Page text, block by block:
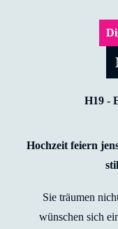
H19 -
Hochzeit feiern
Sie träumen
wünschen sich